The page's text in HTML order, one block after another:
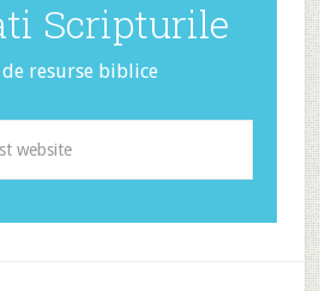
Scripturile
resurse biblice